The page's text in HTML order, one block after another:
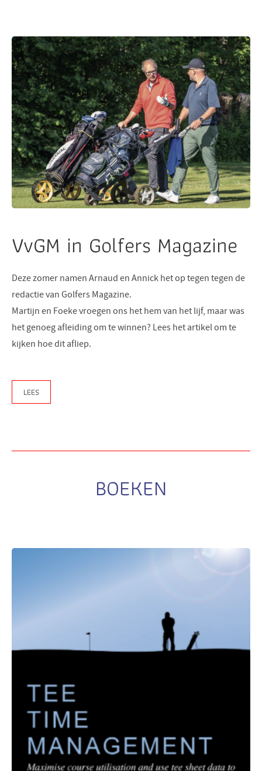
VvGM in Golfers Magazine
Deze zomer namen Arnaud en Annick het op tegen tegen de
redactie van Golfers Magazine.
Martijn en Foeke vroegen ons het hem van het lijf, maar was
het genoeg afleiding om te winnen? Lees het artikel om te
kijken hoe dit afliep.
LEES
BOEKEN